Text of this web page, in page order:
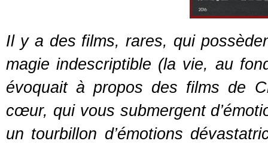
Il y a des films, rares, qui
magie indescriptible (la vie, au
évoquait à propos des films de
cœur, qui vous submergent
un tourbillon d’émotions